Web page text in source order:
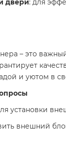
двери: для
– это
и уютом в
установки
внешний